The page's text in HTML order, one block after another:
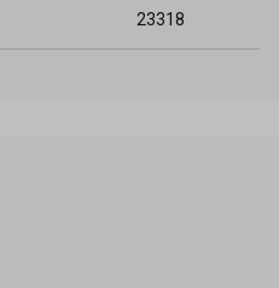
23318